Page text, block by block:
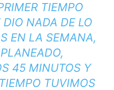
TIEMPO
DIO NADA DE LO
EN LA SEMANA,
45 MINUTOS Y
TUVIMOS